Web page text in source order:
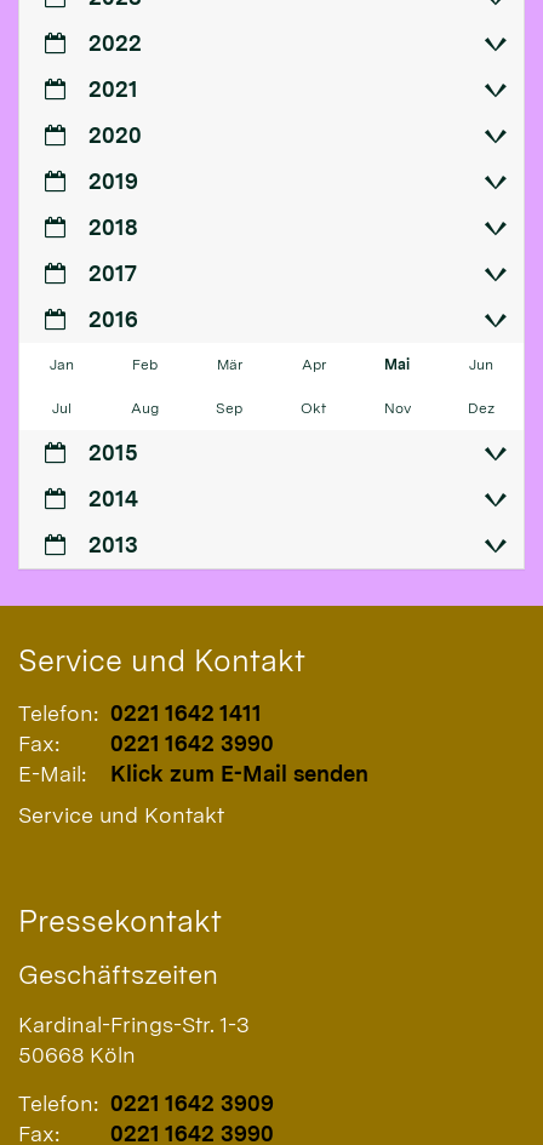
2022
2021
2020
2019
2018
2017
2016
Jan Feb Mär Apr Mai Jun
Jul Aug Sep Okt Nov Dez
2015
2014
2013
Service und Kontakt
Telefon: 0221 1642 1411
Fax:
0221 1642 3990
E-Mail:
Klick zum E-Mail senden
Service und Kontakt
Pressekontakt
Geschäftszeiten
Kardinal-Frings-Str. 1-3
50668 Köln
Telefon: 0221 1642 3909
Fax:
0221 1642 3990